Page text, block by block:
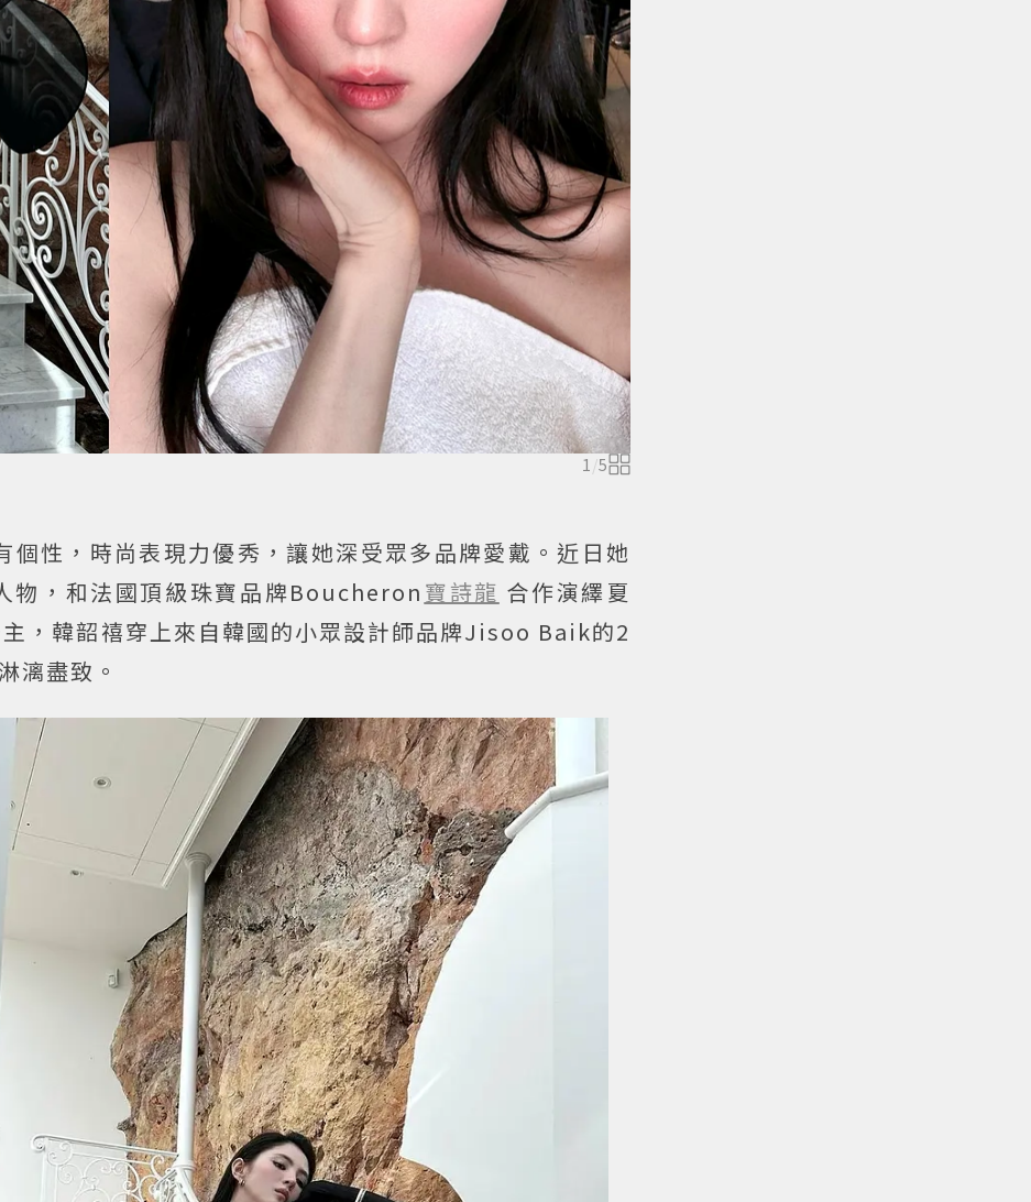
1 /5
個性，時尚表現力優秀，讓她深受眾多品牌愛戴。近日她
物，和法國頂級珠寶品牌Boucheron 寶詩龍 合作演繹夏
，韓韶禧穿上來自韓國的小眾設計師品牌Jisoo Baik的2
漓盡致。